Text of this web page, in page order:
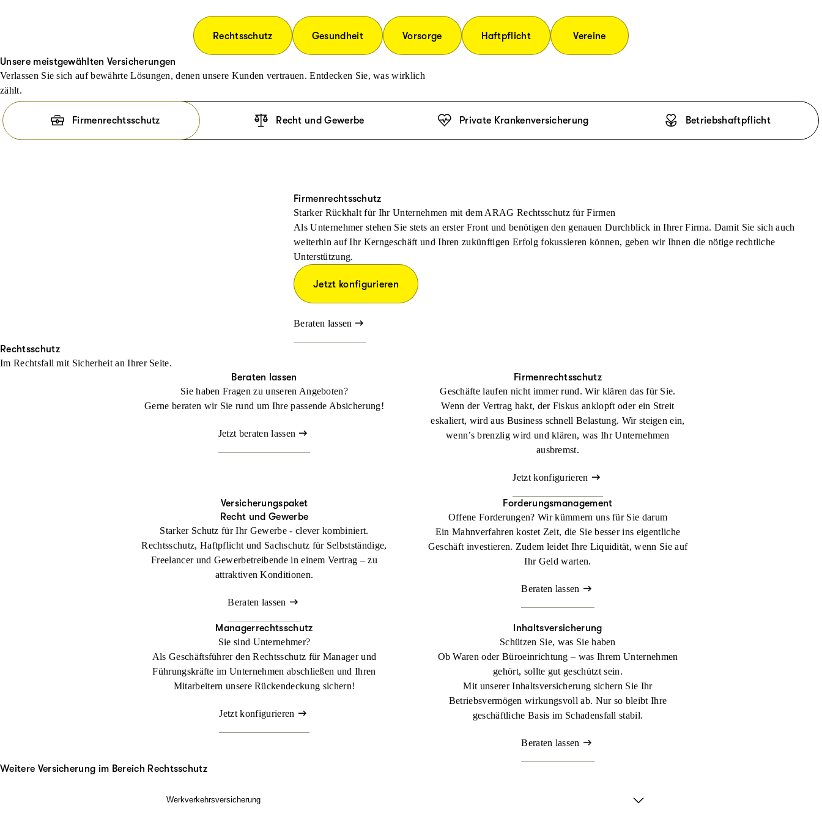
Rechtsschutz Gesundheit Vorsorge Haftpflicht Vereine
Unsere meistgewählten Versicherungen
Verlassen Sie sich auf bewährte Lösungen, denen unsere Kunden vertrauen. Entdecken Sie, was wirklich
zählt.
Firmenrechtsschutz Recht und Gewerbe Private Krankenversicherung Betriebshaftpflicht
Firmenrechtsschutz
Starker Rückhalt für Ihr Unternehmen mit dem ARAG Rechtsschutz für Firmen
Als Unternehmer stehen Sie stets an erster Front und benötigen den genauen Durchblick in Ihrer Firma. Damit Sie sich auch
weiterhin auf Ihr Kerngeschäft und Ihren zukünftigen Erfolg fokussieren können, geben wir Ihnen die nötige rechtliche
Unterstützung.
Jetzt konfigurieren
Beraten lassen
Rechtsschutz
Im Rechtsfall mit Sicher­heit an Ihrer Seite.
Beraten lassen
Sie haben Fragen zu unseren Angeboten?
Gerne beraten wir Sie rund um Ihre passende Absicherung!
Jetzt beraten lassen
Firmenrechtsschutz
Geschäfte laufen nicht immer rund. Wir klären das für Sie.
Wenn der Vertrag hakt, der Fiskus anklopft oder ein Streit
eskaliert, wird aus Business schnell Belastung. Wir steigen ein,
wenn’s brenzlig wird und klären, was Ihr Unternehmen
ausbremst.
Jetzt konfigurieren
Versicherungspaket
Recht und Gewerbe
Starker Schutz für Ihr Gewerbe - clever kombiniert.
Rechtsschutz, Haftpflicht und Sachschutz für Selbstständige,
Freelancer und Gewerbetreibende in einem Vertrag – zu
attraktiven Konditionen.
Beraten lassen
Forderungsmanagement
Offene Forderungen? Wir kümmern uns für Sie darum
Ein Mahnverfahren kostet Zeit, die Sie besser ins eigentliche
Geschäft investieren. Zudem leidet Ihre Liquidität, wenn Sie auf
Ihr Geld warten.
Beraten lassen
Managerrechtsschutz
Sie sind Unternehmer?
Als Geschäftsführer den Rechtsschutz für Manager und
Führungskräfte im Unternehmen abschließen und Ihren
Mitarbeitern unsere Rückendeckung sichern!
Jetzt konfigurieren
Inhaltsversicherung
Schützen Sie, was Sie haben
Ob Waren oder Büroeinrichtung – was Ihrem Unternehmen
gehört, sollte gut geschützt sein.
Mit unserer Inhaltsversicherung sichern Sie Ihr
Betriebsvermögen wirkungsvoll ab. Nur so bleibt Ihre
geschäftliche Basis im Schadensfall stabil.
Beraten lassen
Weitere Versicherung im Bereich Rechtsschutz
Werkverkehrsversicherung